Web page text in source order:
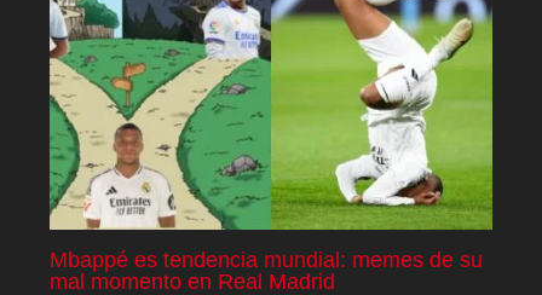
Mbappé es tendencia mundial: memes de su
mal momento en Real Madrid